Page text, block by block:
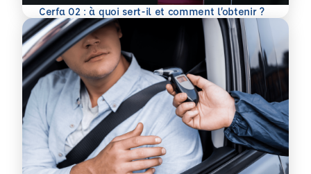
Cerfa 02 : à quoi sert-il et comment l’obtenir ?
En savoir plus